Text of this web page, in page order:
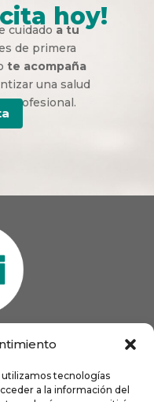
utilizamos tecnologías
a la información del
hoy!
cuidado a tu
de primera
te acompaña
una salud
profesional.